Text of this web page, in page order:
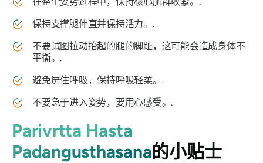
保持支撑腿伸直并保持活力。.
不要试图拉动抬起的腿的脚趾，这可能会造成身体不
平衡。.
避免屏住呼吸，保持呼吸轻柔。.
不要急于进入姿势，要用心感受。.
Parivrtta Hasta
Padangusthasana的小贴士